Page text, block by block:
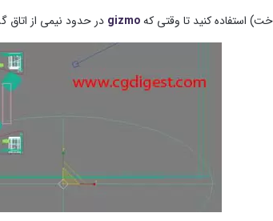
استفاده کنید تا وقتی کهgizmo در حدود نیمی از اتاق